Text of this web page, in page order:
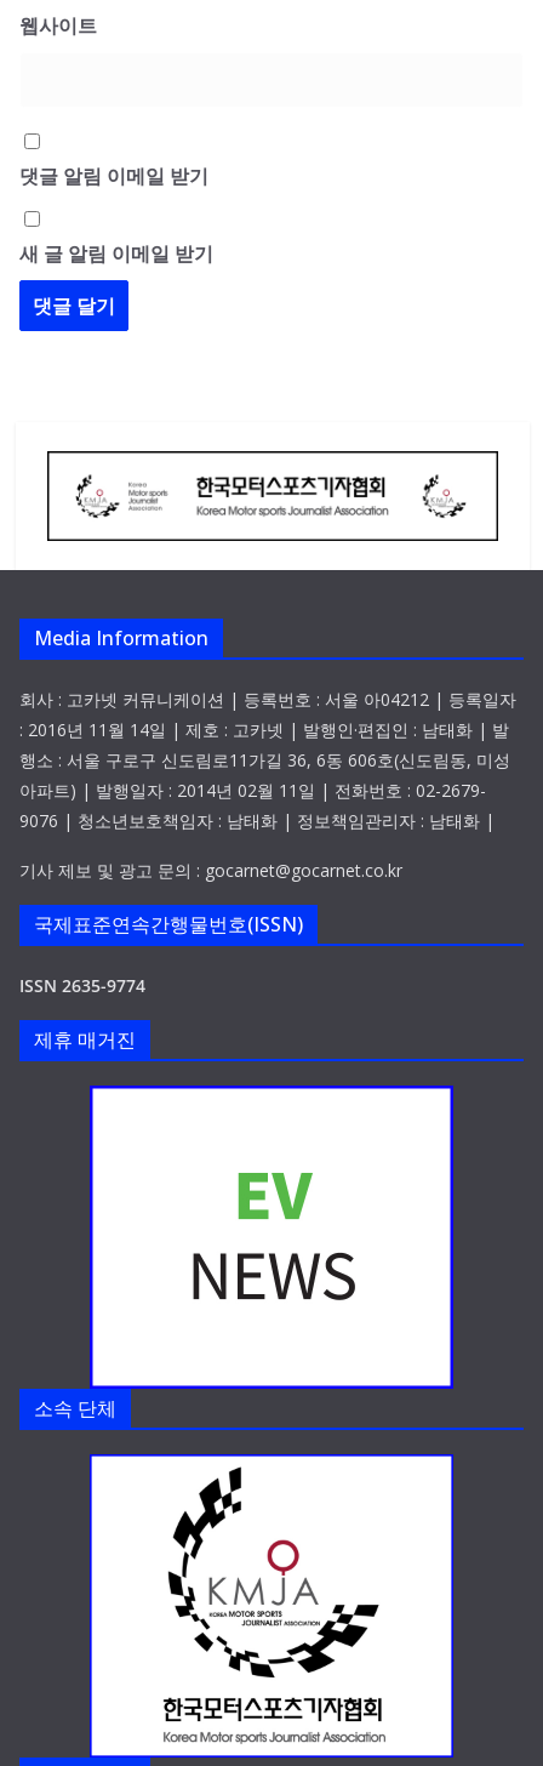
웹사이트
댓글 알림 이메일 받기
새 글 알림 이메일 받기
Media Information
회사 : 고카넷 커뮤니케이션 | 등록번호 : 서울 아04212 | 등록일자
: 2016년 11월 14일 | 제호 : 고카넷 | 발행인·편집인 : 남태화 | 발
행소 : 서울 구로구 신도림로11가길 36, 6동 606호(신도림동, 미성
아파트) | 발행일자 : 2014년 02월 11일 | 전화번호 : 02-2679-
9076 | 청소년보호책임자 : 남태화 | 정보책임관리자 : 남태화 |
기사 제보 및 광고 문의 : gocarnet@gocarnet.co.kr
국제표준연속간행물번호(ISSN)
ISSN 2635-9774
제휴 매거진
소속 단체